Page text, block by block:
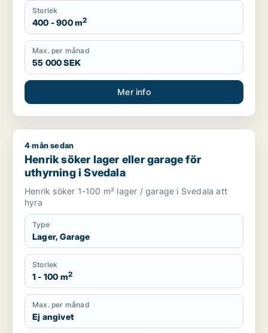
Storlek
400 - 900 m2
Max. per månad
55 000 SEK
Mer info
Henrik söker lager eller garage för uthyrning i Svedala
4 mån sedan
Henrik söker lager eller garage för
uthyrning i Svedala
Henrik söker 1-100 m² lager / garage i Svedala att
hyra
Type
Lager, Garage
Storlek
1 - 100 m2
Max. per månad
Ej angivet